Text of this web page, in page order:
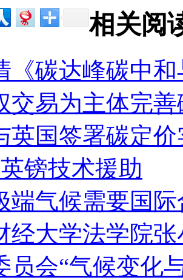
相关阅
《碳达峰碳中
交易为主体完
英国签署碳定
镑技术援助
端气候需要国
经大学法学院
员会“气候变化